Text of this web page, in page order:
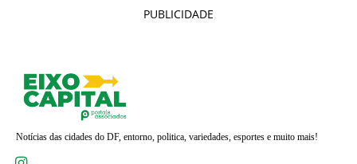
PUBLICIDADE
Notícias das cidades do DF, entorno, politica, variedades, esportes e muito mais!